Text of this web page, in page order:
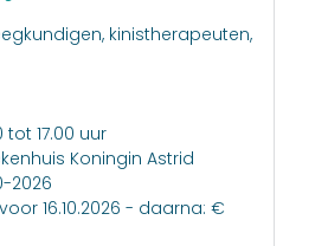
kinistherapeuten,
17.00 uur
Koningin Astrid
2026
16.10.2026 - daarna: €